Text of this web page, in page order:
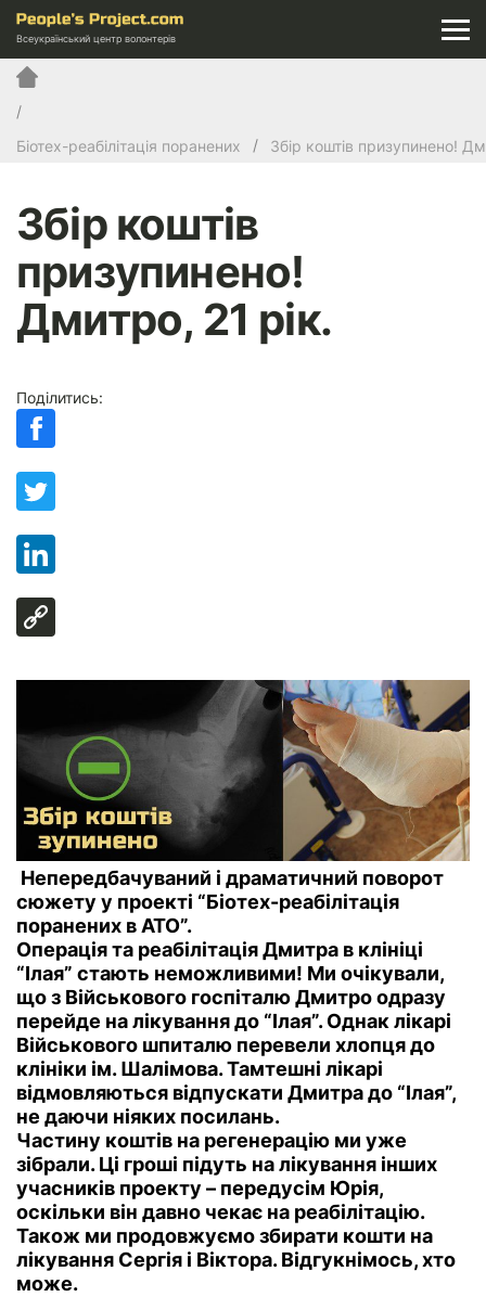
Всеукраїнський центр волонтерів
Біотех-реабілітація поранених Збір коштів призупинено!
Збір коштів
призупинено!
Дмитро, 21 рік.
Поділитись:
Непередбачуваний і драматичний поворот
сюжету у проекті “Біотех-реабілітація
поранених в АТО”.
Операція та реабілітація Дмитра в клініці
“Ілая” стають неможливими! Ми очікували,
що з Військового госпіталю Дмитро одразу
перейде на лікування до “Ілая”. Однак лікарі
Військового шпиталю перевели хлопця до
клініки ім. Шалімова. Тамтешні лікарі
відмовляються відпускати Дмитра до “Ілая”,
не даючи ніяких посилань.
Частину коштів на регенерацію ми уже
зібрали. Ці гроші підуть на лікування інших
учасників проекту – передусім Юрія,
оскільки він давно чекає на реабілітацію.
Також ми продовжуємо збирати кошти на
лікування Сергія і Віктора. Відгукнімось, хто
може.